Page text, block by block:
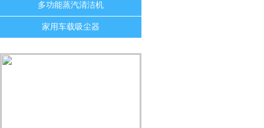
多功能蒸汽清洁机
家用车载吸尘器